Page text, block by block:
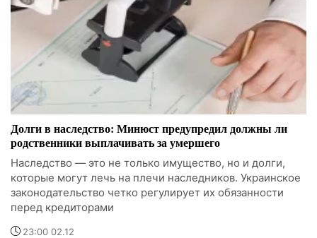
Долги в наследство: Минюст предупредил должны ли
родственники выплачивать за умершего
Наследство — это не только имущество, но и долги,
которые могут лечь на плечи наследников. Украинское
законодательство четко регулирует их обязанности
перед кредиторами
23:00 02.12